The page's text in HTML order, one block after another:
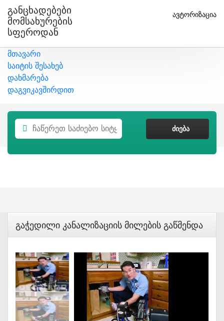
Განცხადებები
Მომსახურების
Სფეროდან
ავტორიზაცია
მთავარი
საიტის შესახებ
დახმარება
დაგვიკავშირდით
ᲫᲘᲔᲑᲐ
Გაჭედილი Კანალიზაციის Მილების Გაწმენდა